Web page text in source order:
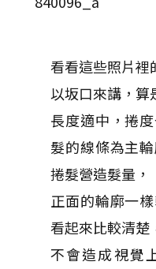
看看這些照片裡
以坂口來講，算
長度適中，捲
髮的線條為主
捲髮營造髮量，
正面的輪廓一
看起來比較清楚
不會造成視覺